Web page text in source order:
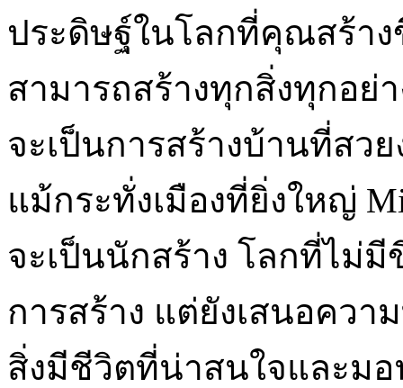
ประดิษฐ์ในโลกที่คุณสร้า
สามารถสร้างทุกสิ่งทุกอ
จะเป็นการสร้างบ้านที่สว
แม้กระทั่งเมืองที่ยิ่งใหญ่
จะเป็นนักสร้าง โลกที่ไม่มี
การสร้าง แต่ยังเสนอคว
สิ่งมีชีวิตที่น่าสนใจและม